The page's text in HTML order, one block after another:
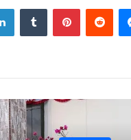
LinkedInTumblr Pinterest